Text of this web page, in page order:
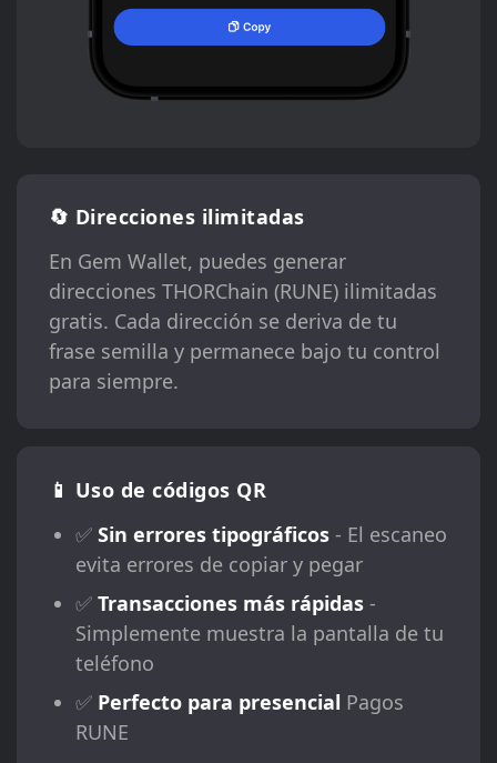
🔄 Direcciones ilimitadas
En Gem Wallet, puedes generar
direcciones THORChain (RUNE) ilimitadas
gratis. Cada dirección se deriva de tu
frase semilla y permanece bajo tu control
para siempre.
📱 Uso de códigos QR
✅ Sin errores tipográficos- El escaneo
evita errores de copiar y pegar
✅ Transacciones más rápidas-
Simplemente muestra la pantalla de tu
teléfono
✅ Perfecto para presencial Pagos
RUNE